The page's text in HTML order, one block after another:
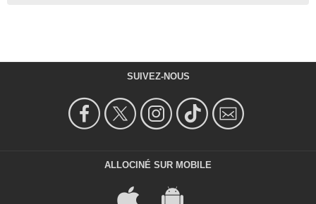
SUIVEZ-NOUS
ALLOCINÉ SUR MOBILE